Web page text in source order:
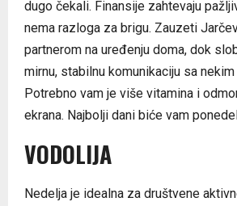
dugo čekali. Finansije zahtevaju
nema razloga za brigu. Zauzeti
partnerom na uređenju doma, dok
mirnu, stabilnu komunikaciju sa
Potrebno vam je više vitamina i
ekrana. Najbolji dani biće vam
VODOLIJA
Nedelja je idealna za društvene